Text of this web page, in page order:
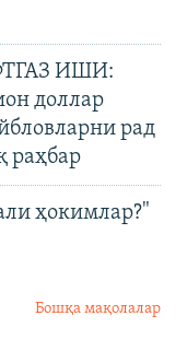
ИШИ:
доллар
рад
раҳбар
ҳокимлар?"
Бошқа мақолалар